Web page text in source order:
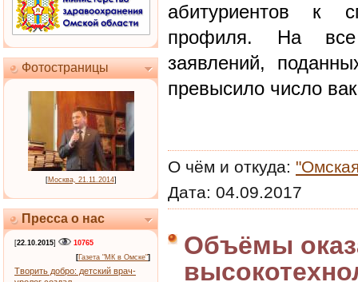
Фотостраницы
[Москва, 21.11.2014]
Пресса о нас
[22.10.2015]
10765
[Газета "МК в Омске"]
Творить добро: детский врач-
абитуриентов к
профиля. На все
заявлений,
превысило число
О чём и откуда:
Дата: 04.09.2017
Объёмы